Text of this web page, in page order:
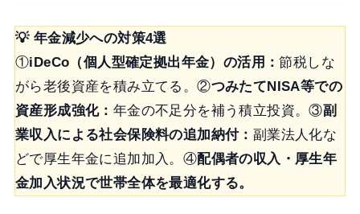
💡 年金減少への対策4選
①iDeCo（個人型確定拠出年金）の活用：節税しな
がら老後資産を積み立てる。②つみたてNISA等での
資産形成強化： 年金の不足分を補う積立投資。③副
業収入による社会保険料の追加納付： 副業法人化な
どで厚生年金に追加加入。④配偶者の収入・厚生年
金加入状況で世帯全体を最適化する。